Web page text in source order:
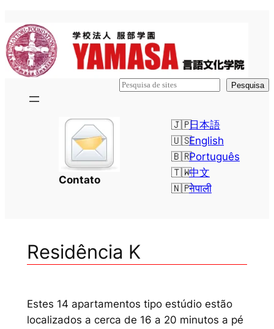
para
o
conteúdo
検
Pesquisa
Contato
English
日本語
नेपाली
Português
中文
Residência K
Estes 14 apartamentos tipo estúdio estão
localizados a cerca de 16 a 20 minutos a pé